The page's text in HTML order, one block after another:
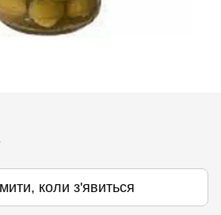
коли з'явиться